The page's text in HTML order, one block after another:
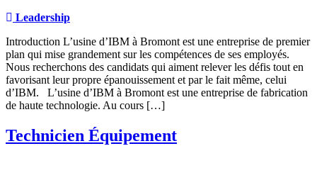
Leadership
Introduction L’usine d’IBM à Bromont est une entreprise de premier
plan qui mise grandement sur les compétences de ses employés.
Nous recherchons des candidats qui aiment relever les défis tout en
favorisant leur propre épanouissement et par le fait même, celui
d’IBM. L’usine d’IBM à Bromont est une entreprise de fabrication
de haute technologie. Au cours […]
Technicien Équipement